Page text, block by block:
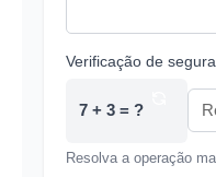
Verificação de
7 + 3 = ?
Resolva a operação